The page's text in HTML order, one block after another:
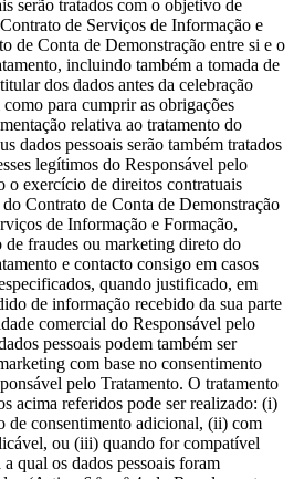
serão tratados com o objetivo de
de Serviços de Informação e
de Conta de Demonstração entre si e o
incluindo também a tomada de
dos dados antes da celebração
como para cumprir as obrigações
relativa ao tratamento do
dados pessoais serão também tratados
legítimos do Responsável pelo
o exercício de direitos contratuais
Contrato de Conta de Demonstração
de Informação e Formação,
de fraudes ou marketing direto do
e contacto consigo em casos
quando justificado, em
de informação recebido da sua parte
comercial do Responsável pelo
pessoais podem também ser
com base no consentimento
pelo Tratamento. O tratamento
acima referidos pode ser realizado: (i)
de consentimento adicional, (ii) com
ou (iii) quando for compatível
qual os dados pessoais foram